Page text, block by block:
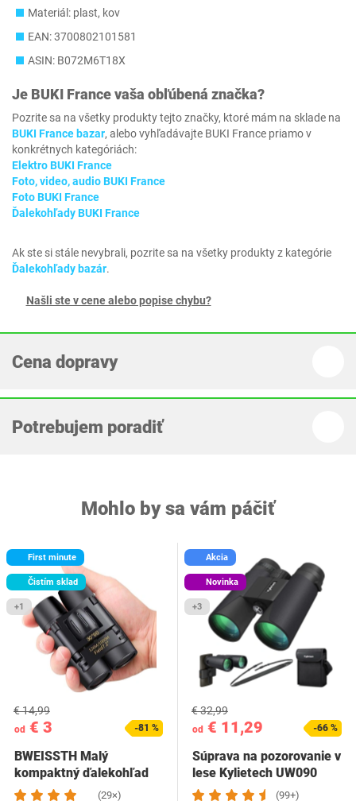
Materiál: plast, kov
EAN: 3700802101581
ASIN: B072M6T18X
Je BUKI Francevaša obľúbená značka?
Pozrite sa na všetky produkty tejto značky, ktoré mám na sklade na
BUKI France bazar, alebo vyhľadávajte BUKI France priamo v
konkrétnych kategóriách:
Elektro BUKI France
Foto, video, audio BUKI France
Foto BUKI France
Ďalekohľady BUKI France
Ak ste si stále nevybrali, pozrite sa na všetky produkty z kategórie
Ďalekohľady bazár.
Našli ste v cene alebo popise chybu?
Cena dopravy
Potrebujem poradiť
Mohlo by sa vám páčiť
First minute
Čistím sklad
+1
od € 3
€ 14,99
-81 %
BWEISSTH Malý
kompaktný ďalekohľad
pre dospelých a deti, 30…
(29×)
Akcia
Novinka
+3
od € 11,29
€ 32,99
-66 %
Súprava na pozorovanie v
lese Kylietech ‎UW090
(99+)